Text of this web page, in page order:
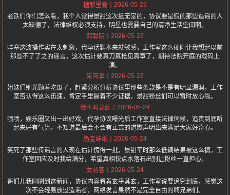
糖醋里脊
2026-05-23
老铁们你们怎么看，我个人觉得景甜这次挺无辜的，协议要是假的那些造谣的人
太缺德了，法律维权必须支持，明星也需要自己的清净生活空间啊。
郭聪明
2026-05-23
哇塞这波操作实在太刺激，代孕话题本来就敏感，工作室这么硬刚让我想起以前
那些不了了之的谣言，这次估计要真刀真枪见真章了，期待法院开庭的戏码上
演。
呆阿拿
2026-05-23
姐妹们别光顾着吃瓜了，赶紧分析分析协议里那些条款是不是有明显漏洞，工作
室否认得这么迅速，肯定手里握着不少证据，景甜粉丝们可以暂时放心啦。
我不叫龙虾
2026-05-24
啧啧，娱乐圈又出一出好戏，代孕协议曝光后工作室直接法律伺候，追责到底听
起来好有气势，不知道最后会不会有正式的道歉声明出来满足大家好奇心。
奶宝妹纸
2026-05-24
笑死了那些传谣言的人现在估计慌得一批，景甜平时那么低调结果被这么搞，工
作室回应及时我给满分，希望真相快点水落石出别让粉丝一直担心。
女刺客
2026-05-24
哥们儿我刚刷到这新闻，协议内容看着玄乎其玄，工作室说要追究到底，感觉这
次不会轻易放过造谣者，网络发言果然不是完全自由的啊兄弟们。